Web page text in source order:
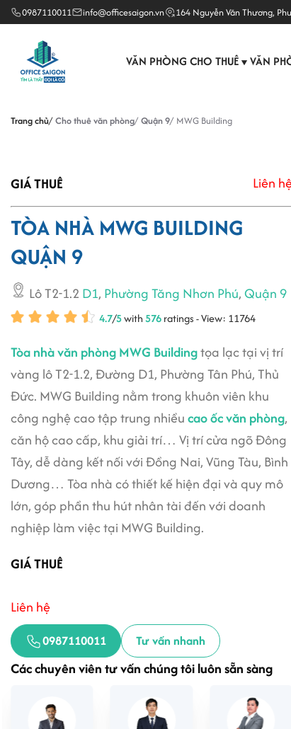
0987110011 info@officesaigon.vn 164 Nguyễn Văn Thương,
VĂN PHÒNG CHO THUÊ ▼ VĂN
Trang chủ Cho thuê văn phòng Quận 9 MWG Building
GIÁ THUÊ Liên
TÒA NHÀ MWG BUILDING
QUẬN 9
Lô T2-1.2 D1, Phường Tăng Nhơn Phú,Quận 9
4.7/5with576ratings - View: 11764
Tòa nhà văn phòng MWG Buildingtọa lạc tại vị trí
vàng lô T2-1.2, Đường D1, Phường Tân Phú, Thủ
Đức. MWG Building nằm trong khuôn viên khu
công nghệ cao tập trung nhiềucao ốc văn phòng,
căn hộ cao cấp, khu giải trí… Vị trí cửa ngõ Đông
Tây, dễ dàng kết nối với Đồng Nai, Vũng Tàu, Bình
Dương… Tòa nhà có thiết kế hiện đại và quy mô
lớn, góp phần thu hút nhân tài đến với doanh
nghiệp làm việc tại MWG Building.
GIÁ THUÊ
Liên hệ
0987110011 Tư vấn nhanh
Các chuyên viên tư vấn chúng tôi luôn sẵn sàng